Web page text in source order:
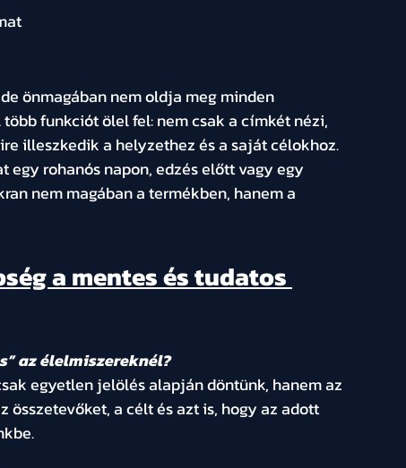
önmagában nem oldja meg minden
funkciót ölel fel: nem csak a címkét nézi,
illeszkedik a helyzethez és a saját célokhoz.
egy rohanós napon, edzés előtt vagy egy
nem magában a termékben, hanem a
a mentes és tudatos
az élelmiszereknél?
egyetlen jelölés alapján döntünk, hanem az
összetevőket, a célt és azt is, hogy az adott